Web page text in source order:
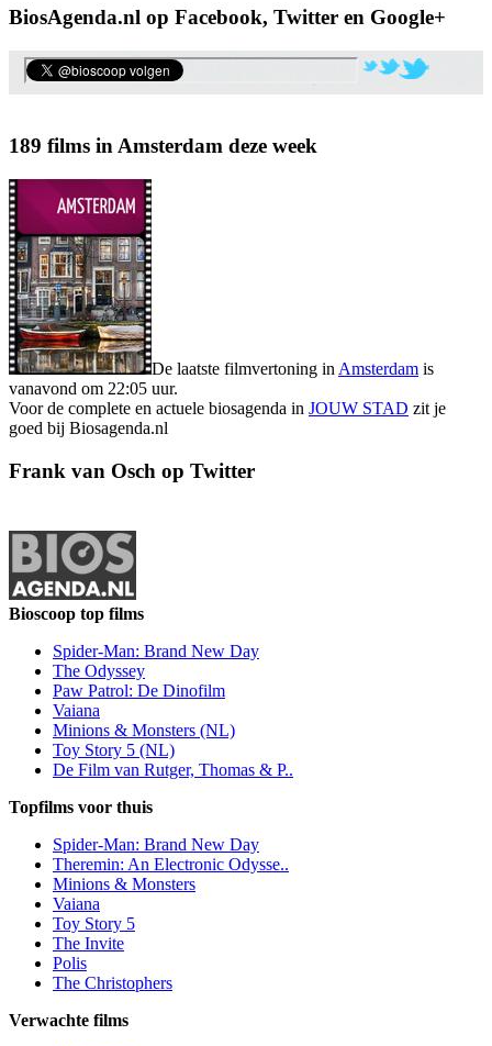
BiosAgenda.nl op Facebook, Twitter en Google+
189 films in Amsterdam deze week
De laatste filmvertoning in Amsterdam is
vanavond om 22:05 uur.
Voor de complete en actuele biosagenda in JOUW STAD zit je
goed bij Biosagenda.nl
Frank van Osch op Twitter
Bioscoop top films
Spider-Man: Brand New Day
The Odyssey
Paw Patrol: De Dinofilm
Vaiana
Minions & Monsters (NL)
Toy Story 5 (NL)
De Film van Rutger, Thomas & P..
Topfilms voor thuis
Spider-Man: Brand New Day
Theremin: An Electronic Odysse..
Minions & Monsters
Vaiana
Toy Story 5
The Invite
Polis
The Christophers
Verwachte films